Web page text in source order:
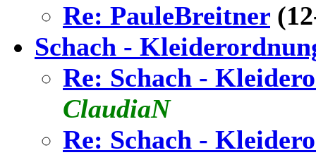
Re: PauleBreitner
Schach -
Re: Schach -
ClaudiaN
Re: Schach -